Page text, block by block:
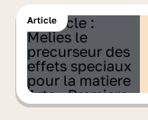
Article